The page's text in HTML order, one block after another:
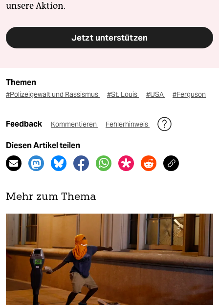
unsere Aktion.
Jetzt unterstützen
Themen
#Polizeigewalt und Rassismus #St. Louis #USA #Ferguson
Feedback Kommentieren Fehlerhinweis
Diesen Artikel teilen
Mehr zum Thema